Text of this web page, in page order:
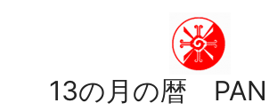
13の月の暦